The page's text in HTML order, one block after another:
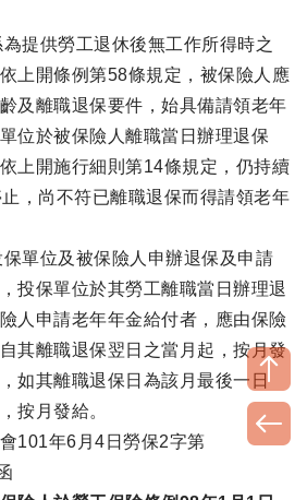
提供勞工退休後無工作所得時之
上開條例第58條規定，被保險人應
及離職退保要件，始具備請領老年
位於被保險人離職當日辦理退保
上開施行細則第14條規定，仍持續
，尚不符已離職退保而得請領老年
單位及被保險人申辦退保及申請
投保單位於其勞工離職當日辦理退
人申請老年年金給付者，應由保險
其離職退保翌日之當月起，按月發
如其離職退保日為該月最後一日
按月發給。
101年6月4日勞保2字第